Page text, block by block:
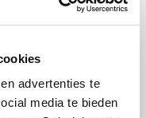
advertenties te
media te bieden
De Online Drogist
Adidas